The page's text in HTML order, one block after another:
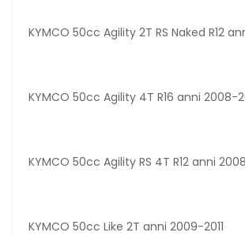
KYMCO 50cc Agility 2T RS Naked R12
KYMCO 50cc Agility 4T R16 anni 2008-
KYMCO 50cc Agility RS 4T R12 anni
KYMCO 50cc Like 2T anni 2009-2011